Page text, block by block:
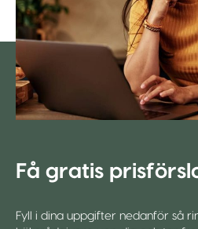
Få gratis
Fyll i dina uppgifter nedanför så